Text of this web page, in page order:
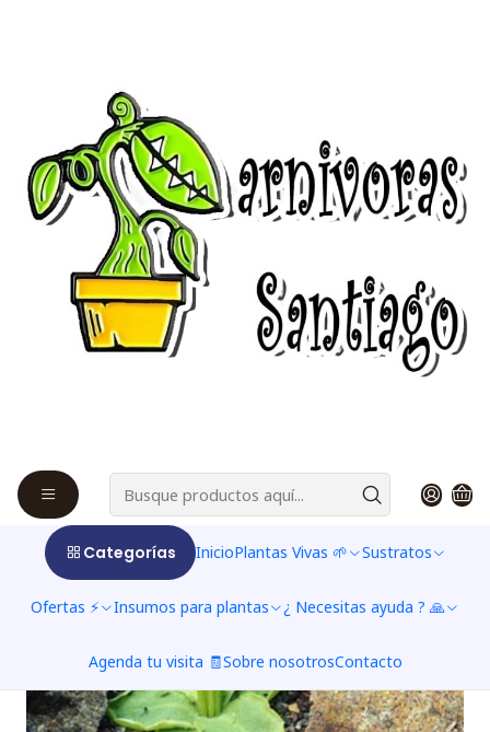
Categorías InicioPlantas Vivas 🌱 Sustratos
Ofertas ⚡ Insumos para plantas ¿ Necesitas ayuda ? 🙏
Agenda tu visita 🧾Sobre nosotrosContacto